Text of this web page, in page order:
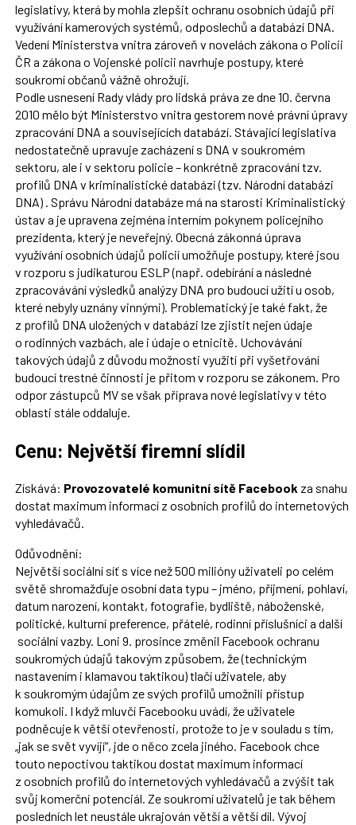
legislativy, která by mohla zlepšit ochranu osobních údajů při
využívání kamerových systémů, odposlechů a databází DNA.
Vedení Ministerstva vnitra zároveň v novelách zákona o Policii
ČR a zákona o Vojenské policii navrhuje postupy, které
soukromí občanů vážně ohrožují.
Podle usnesení Rady vlády pro lidská práva ze dne 10. června
2010 mělo být Ministerstvo vnitra gestorem nové právní úpravy
zpracování DNA a souvisejících databází. Stávající legislativa
nedostatečně upravuje zacházení s DNA v soukromém
sektoru, ale i v sektoru policie – konkrétně zpracování tzv.
profilů DNA v kriminalistické databázi (tzv. Národní databázi
DNA) . Správu Národní databáze má na starosti Kriminalistický
ústav a je upravena zejména interním pokynem policejního
prezidenta, který je neveřejný. Obecná zákonná úprava
využívání osobních údajů policií umožňuje postupy, které jsou
v rozporu s judikaturou ESLP (např. odebírání a následné
zpracovávání výsledků analýzy DNA pro budoucí užití u osob,
které nebyly uznány vinnými). Problematický je také fakt, že
z profilů DNA uložených v databázi lze zjistit nejen údaje
o rodinných vazbách, ale i údaje o etnicitě. Uchovávání
takových údajů z důvodu možnosti využití při vyšetřování
budoucí trestné činnosti je přitom v rozporu se zákonem. Pro
odpor zástupců MV se však příprava nové legislativy v této
oblasti stále oddaluje.
Cenu: Největší firemní slídil
Získává: Provozovatelé komunitní sítě Facebook za snahu
dostat maximum informací z osobních profilů do internetových
vyhledávačů.
Odůvodnění:
Největší sociální síť s více než 500 milióny uživateli po celém
světě shromažďuje osobní data typu – jméno, příjmení, pohlaví,
datum narození, kontakt, fotografie, bydliště, náboženské,
politické, kulturní preference, přátelé, rodinní příslušníci a další
sociální vazby. Loni 9. prosince změnil Facebook ochranu
soukromých údajů takovým způsobem, že (technickým
nastavením i klamavou taktikou) tlačí uživatele, aby
k soukromým údajům ze svých profilů umožnili přístup
komukoli. I když mluvčí Facebooku uvádí, že uživatele
podněcuje k větší otevřenosti, protože to je v souladu s tím,
„jak se svět vyvíjí“, jde o něco zcela jiného. Facebook chce
touto nepoctivou taktikou dostat maximum informací
z osobních profilů do internetových vyhledávačů a zvýšit tak
svůj komerční potenciál. Ze soukromí uživatelů je tak během
posledních let neustále ukrajován větší a větší díl. Vývoj